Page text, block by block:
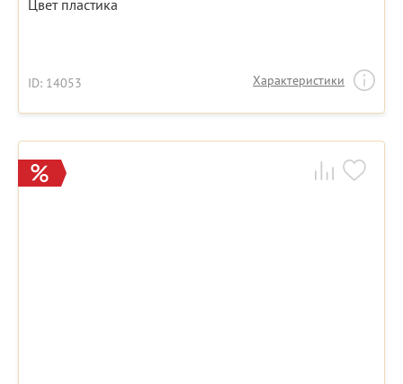
Цвет пластика
ID: 14053 Характеристики